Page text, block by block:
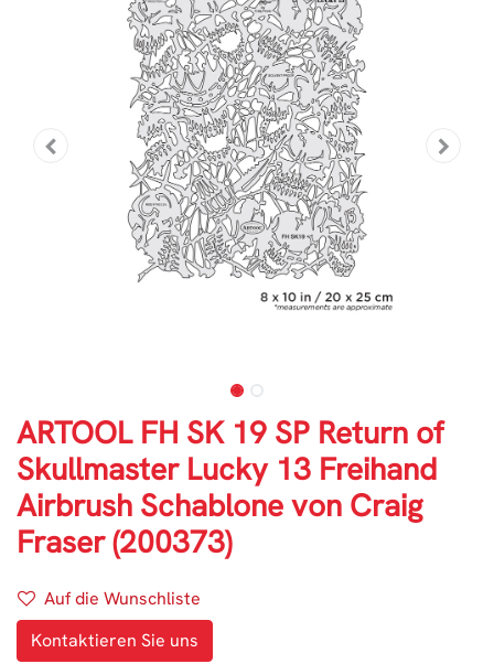
ARTOOL FH SK 19 SP Return of
Skullmaster Lucky 13 Freihand
Airbrush Schablone von Craig
Fraser (200373)
Auf die Wunschliste
Kontaktieren Sie uns